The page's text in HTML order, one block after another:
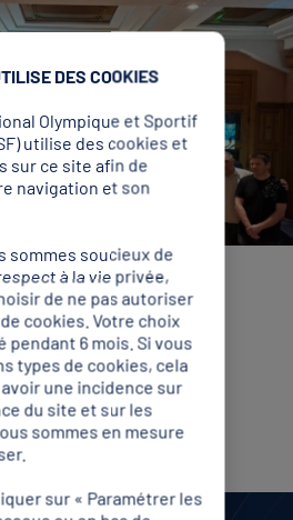
DES COOKIES
Olympique et Sportif
utilise des cookies et
sur ce site afin de
navigation et son
sommes soucieux de
à la vie privée,
de ne pas autoriser
cookies. Votre choix
pendant 6 mois. Si vous
types de cookies, cela
une incidence sur
du site et sur les
sommes en mesure
sur « Paramétrer les